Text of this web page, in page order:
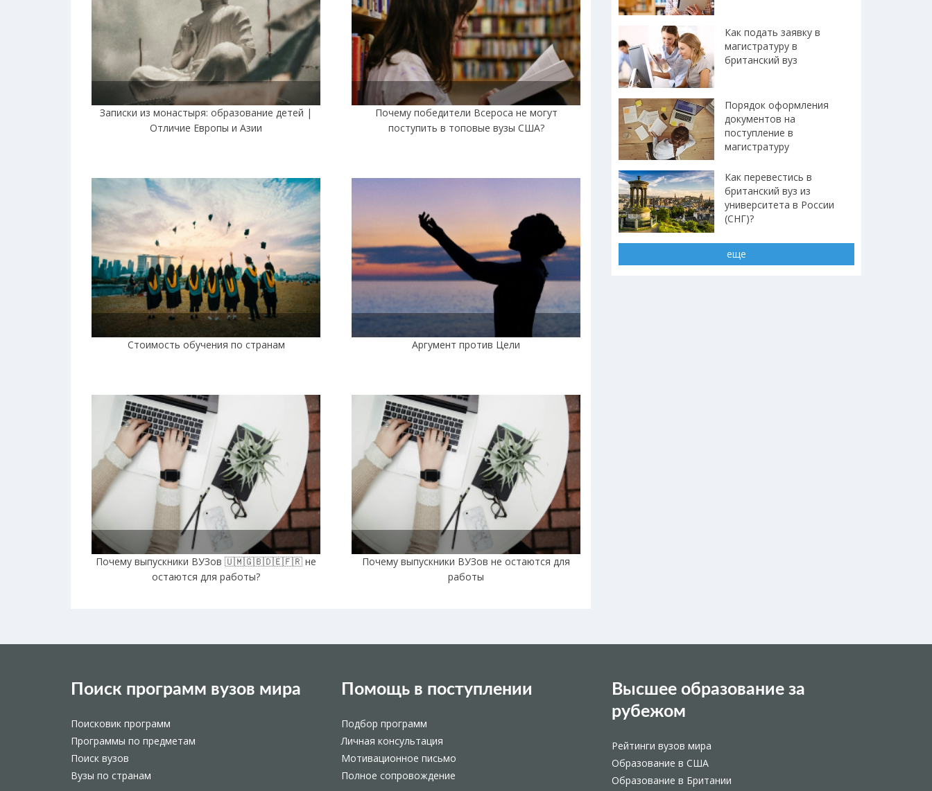
Записки из монастыря: образование детей |
Отличие Европы и Азии
Почему победители Всероса не могут
поступить в топовые вузы США?
Стоимость обучения по странам Аргумент против Цели
Почему выпускники ВУЗов 🇺🇲🇬🇧🇩🇪🇫🇷 не
остаются для работы?
Почему выпускники ВУЗов не остаются для
работы
Как подать заявку в
магистратуру в
британский вуз
Порядок оформления
документов на
поступление в
магистратуру
Как перевестись в
британский вуз из
университета в России
(СНГ)?
еще
Поиск программ вузов мира
Поисковик программ
Программы по предметам
Поиск вузов
Вузы по странам
Помощь в поступлении
Подбор программ
Личная консультация
Мотивационное письмо
Полное сопровождение
Высшее образование за
рубежом
Рейтинги вузов мира
Образование в США
Образование в Британии